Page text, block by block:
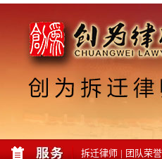
拆迁律师 | 团队荣誉